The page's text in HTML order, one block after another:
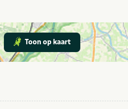
Toon op kaart